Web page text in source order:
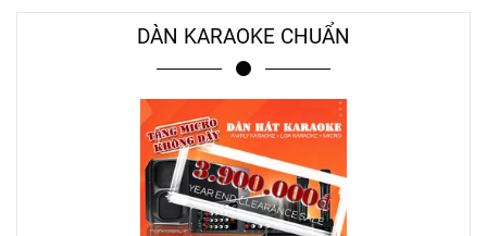
DÀN KARAOKE CHUẨN